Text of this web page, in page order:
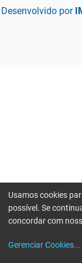
Desenvolvido por
Usamos cookies
possível. Se
concordar com
Gerenciar Cookies...
Erro ao enviar